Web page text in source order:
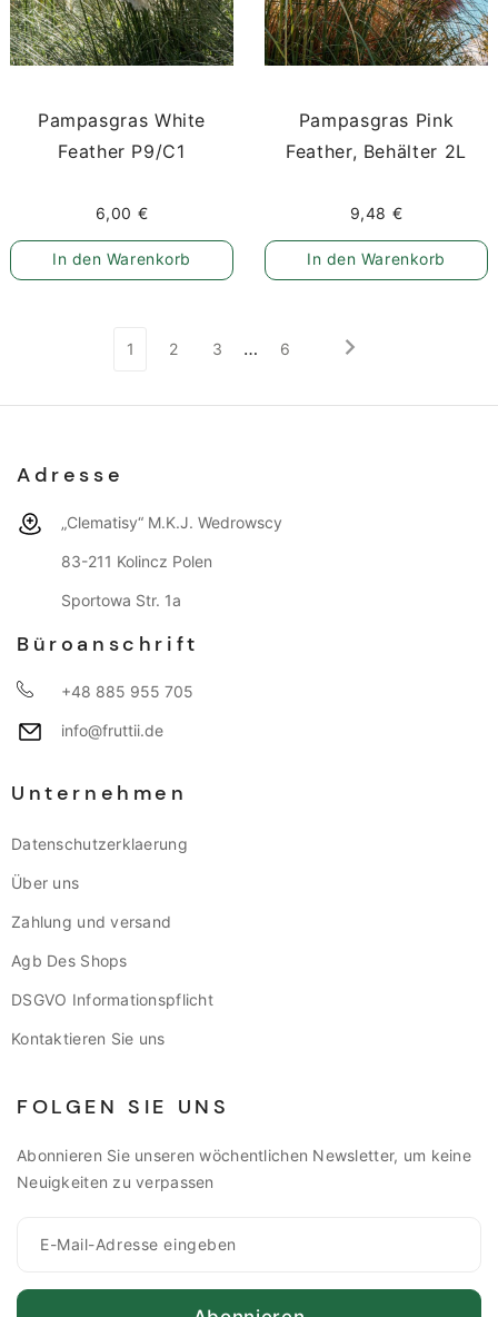
Pampasgras White
Feather P9/C1
6,00 €
In den Warenkorb
Pampasgras Pink
Feather, Behälter 2L
9,48 €
In den Warenkorb
1 2 3 … 6
Adresse
„Clematisy“ M.K.J. Wedrowscy
83-211 Kolincz Polen
Sportowa Str. 1a
Büroanschrift
+48 885 955 705
info@fruttii.de
Unternehmen
Datenschutzerklaerung
Über uns
Zahlung und versand
Agb Des Shops
DSGVO Informationspflicht
Kontaktieren Sie uns
FOLGEN SIE UNS
Abonnieren Sie unseren wöchentlichen Newsletter, um keine
Neuigkeiten zu verpassen